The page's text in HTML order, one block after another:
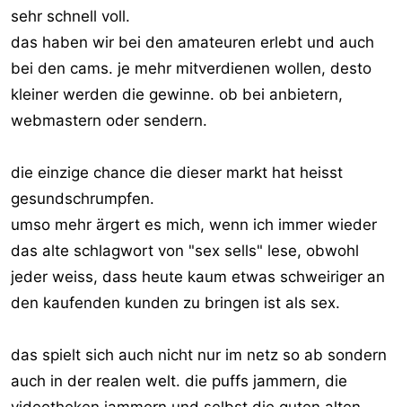
sehr schnell voll.
das haben wir bei den amateuren erlebt und auch
bei den cams. je mehr mitverdienen wollen, desto
kleiner werden die gewinne. ob bei anbietern,
webmastern oder sendern.
die einzige chance die dieser markt hat heisst
gesundschrumpfen.
umso mehr ärgert es mich, wenn ich immer wieder
das alte schlagwort von "sex sells" lese, obwohl
jeder weiss, dass heute kaum etwas schweiriger an
den kaufenden kunden zu bringen ist als sex.
das spielt sich auch nicht nur im netz so ab sondern
auch in der realen welt. die puffs jammern, die